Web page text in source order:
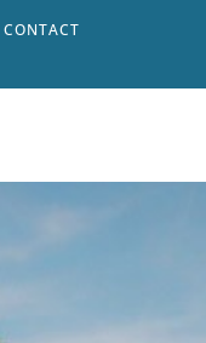
CONTACT